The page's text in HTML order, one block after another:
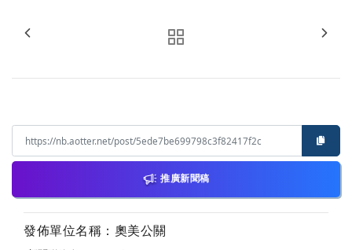
推廣新聞稿
發佈單位名稱：奧美公關